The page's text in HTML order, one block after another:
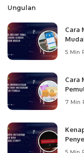
Ungulan
Cara
5 Min
Cara
7 Min